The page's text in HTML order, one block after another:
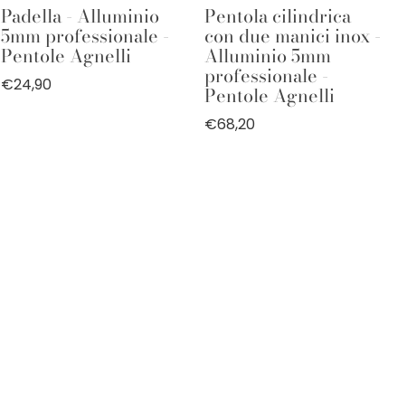
Padella - Alluminio
5mm professionale -
Pentole Agnelli
€24,90
Pentola cilindrica
con due manici inox -
Alluminio 5mm
professionale -
Pentole Agnelli
€68,20